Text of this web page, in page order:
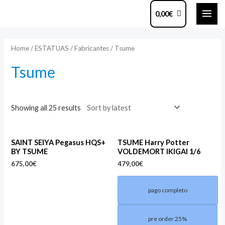
0,00€
Home/ESTATUAS /Fabricantes/ Tsume
Tsume
Showing all 25 results
SAINT SEIYA Pegasus HQS+
BY TSUME
675,00€
TSUME Harry Potter
VOLDEMORT IKIGAI 1/6
479,00€
pago completo
pre order 25%